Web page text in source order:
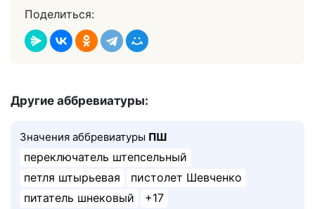
Поделиться:
Другие аббревиатуры:
Значения аббревиатуры ПШ
переключатель штепсельный
петля штырьевая
пистолет Шевченко
питатель шнековый
+17